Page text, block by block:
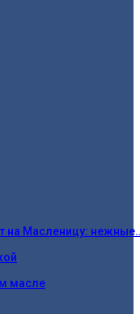
на Масленицу:
масле